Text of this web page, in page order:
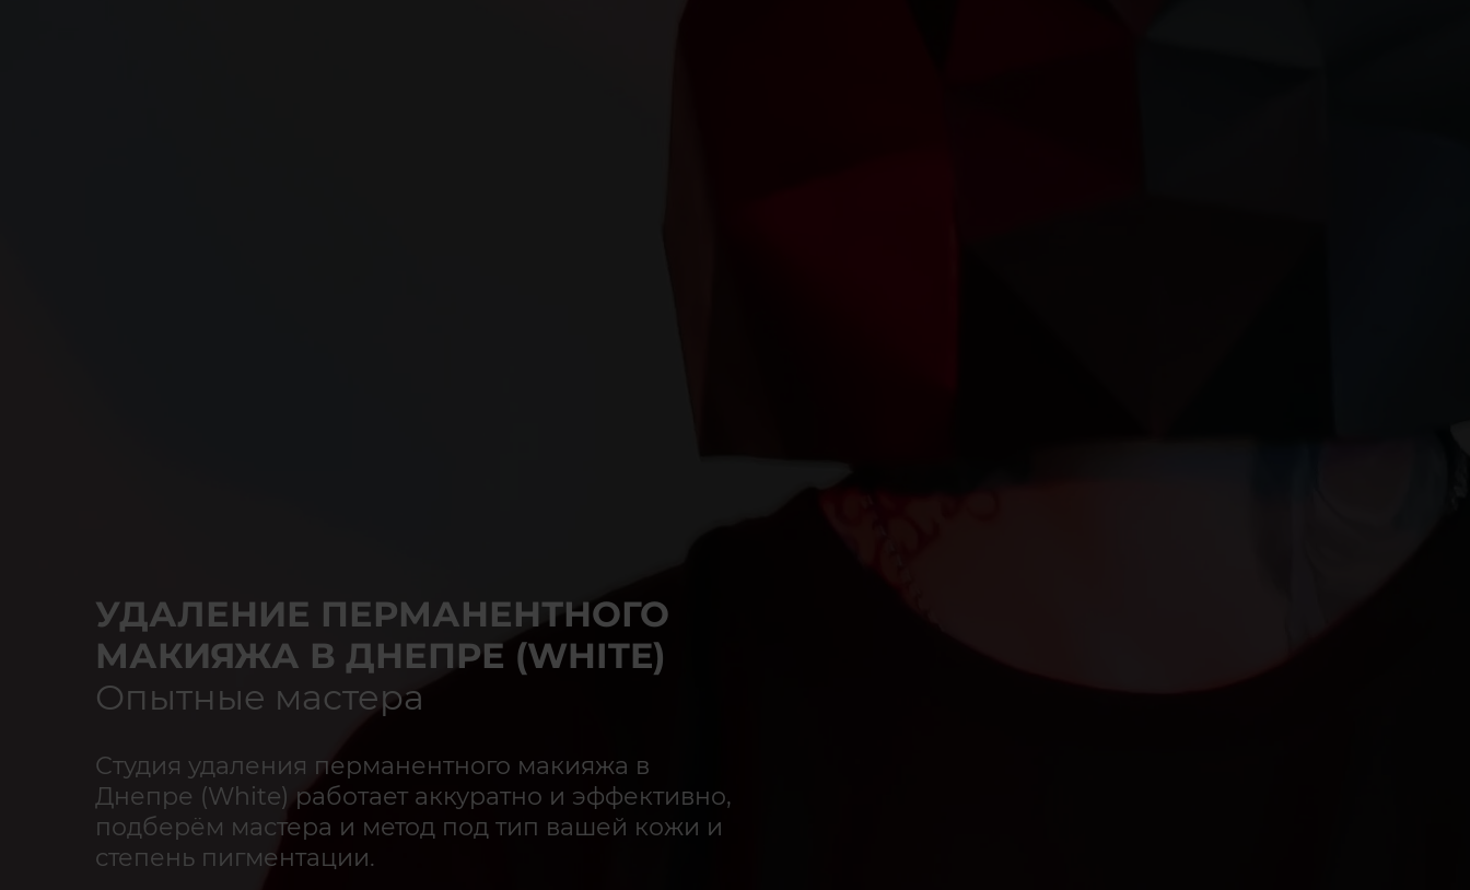
УДАЛЕНИЕ ПЕРМАНЕНТНОГО
МАКИЯЖА В ДНЕПРЕ (WHITE)
Опытные мастера
Студия удаления перманентного макияжа в
Днепре (White) работает аккуратно и эффективно,
подберём мастера и метод под тип вашей кожи и
степень пигментации.